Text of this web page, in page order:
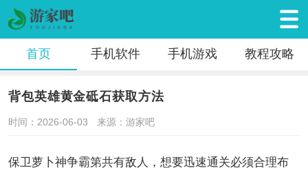
首页 手机软件 手机游戏 教程攻略
背包英雄黄金砥石获取方法
时间：2026-06-03 来源：游家吧
保卫萝卜神争霸第共有敌人，想要迅速通关必须合理布